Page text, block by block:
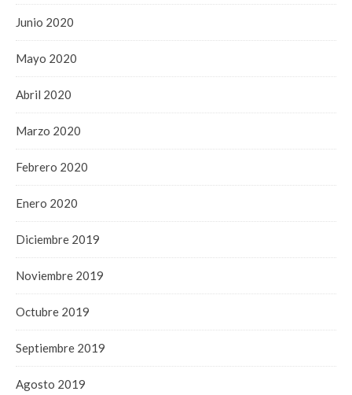
Junio 2020
Mayo 2020
Abril 2020
Marzo 2020
Febrero 2020
Enero 2020
Diciembre 2019
Noviembre 2019
Octubre 2019
Septiembre 2019
Agosto 2019